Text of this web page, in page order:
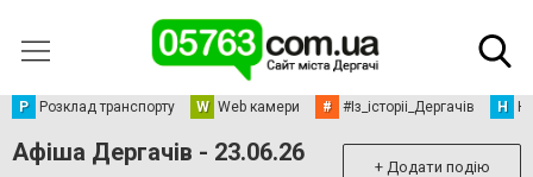
Р Розклад транспорту W Web камери # #Із_історіі_Дергачів Н
Афіша Дергачів - 23.06.26 + Додати подію